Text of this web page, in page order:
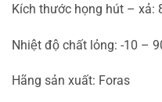
Kích thước họng hút – xả:
Nhiệt độ chất lỏng: -10 –
Hãng sản xuất: Foras